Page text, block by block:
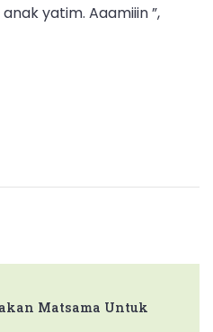
yatim. Aaamiiin ”,
Matsama Untuk